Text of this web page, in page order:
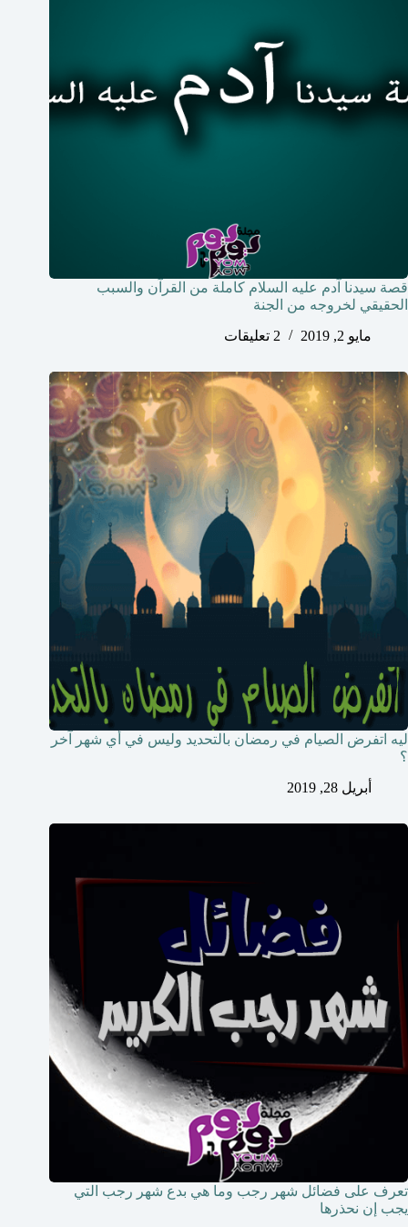
قصة سيدنا آدم عليه السلام كاملة من القرآن والسبب
الحقيقي لخروجه من الجنة
مايو 2, 2019
2 تعليقات
ليه اتفرض الصيام في رمضان بالتحديد وليس في أي شهر آخر
؟
أبريل 28, 2019
تعرف على فضائل شهر رجب وما هي بدع شهر رجب التي
يجب إن نحذرها